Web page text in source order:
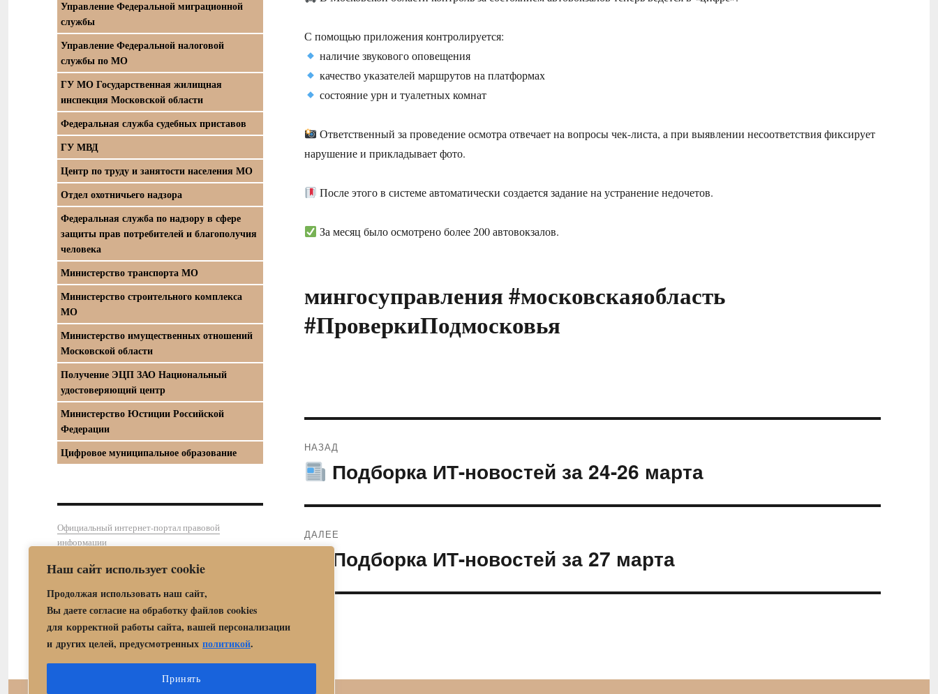
Наш сайт использует cookie
Продолжая использовать наш сайт,
Вы даете согласие на обработку файлов cookies
для корректной работы сайта, вашей персонализации
и других целей, предусмотренных политикой.
Принять
С помощью приложения контролируется:
наличие звукового оповещения
качество указателей маршрутов на платформах
состояние урн и туалетных комнат
Ответственный за проведение осмотра отвечает на вопросы чек-листа, а при выявлении несоответствия фиксирует
нарушение и прикладывает фото.
После этого в системе автоматически создается задание на устранение недочетов.
За месяц было осмотрено более 200 автовокзалов.
мингосуправления #московскаяобласть
#ПроверкиПодмосковья
по
НАЗАД
Предыдущая
Подборка ИТ-новостей за 24-26 марта
ДАЛЕЕ
Следующая
Подборка ИТ-новостей за 27 марта
Управление Федеральной миграционной
службы
Управление Федеральной налоговой
службы по МО
ГУ МО Государственная жилищная
инспекция Московской области
Федеральная служба судебных приставов
ГУ МВД
Центр по труду и занятости населения МО
Отдел охотничьего надзора
Федеральная служба по надзору в сфере
защиты прав потребителей и благополучия
человека
Министерство транспорта МО
Министерство строительного комплекса
МО
Министерство имущественных отношений
Московской области
Получение ЭЦП ЗАО Национальный
удостоверяющий центр
Министерство Юстиции Российской
Федерации
Цифровое муниципальное образование
Официальный интернет-портал правовой
информации